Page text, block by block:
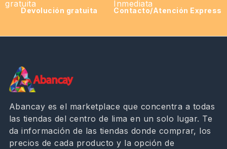
Devolución gratuita Contacto/Atención Express
Abancay es el marketplace que concentra a todas
las tiendas del centro de lima en un solo lugar. Te
da información de las tiendas donde comprar, los
precios de cada producto y la opción de